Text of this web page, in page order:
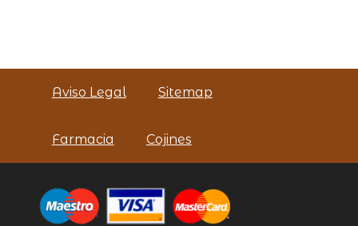
Aviso Legal Sitemap
Farmacia Cojines